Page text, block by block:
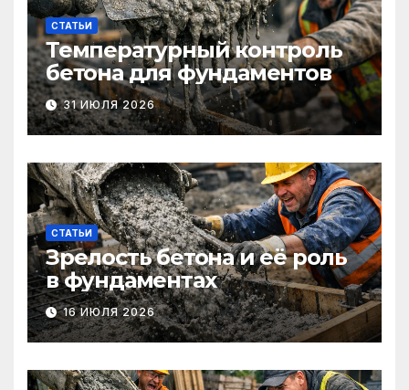
СТАТЬИ
Температурный контроль
бетона для фундаментов
31 ИЮЛЯ 2026
СТАТЬИ
Зрелость бетона и её роль
в фундаментах
16 ИЮЛЯ 2026